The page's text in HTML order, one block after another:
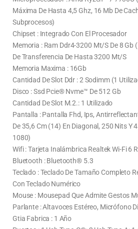
Máxima De Hasta 4,5 Ghz, 16 Mb De
Subprocesos)
Chipset : Integrado Con El Procesador
Memoria : Ram Ddr4-3200 Mt/S De 8 Gb
De Transferencia De Hasta 3200 Mt/S
Memoria Maxima : 16Gb
Cantidad De Slot Ddr : 2 Sodimm (1
Disco : Ssd Pcie® Nvme™ De 512 Gb
Cantidad De Slot M.2.: 1 Utilizado
Pantalla : Pantalla Fhd, Ips,
De 35,6 Cm (14) En Diagonal, 250 Nits Y
1080)
Wifi : Tarjeta Inalámbrica Realtek Wi-Fi 6
Bluetooth : Bluetooth® 5.3
Teclado : Teclado De Tamaño Completo
Con Teclado Numérico
Mouse : Mousepad Que Admite Gestos
Parlante : Altavoces Estéreo, Micrófono
Gtia Fabrica : 1 Año